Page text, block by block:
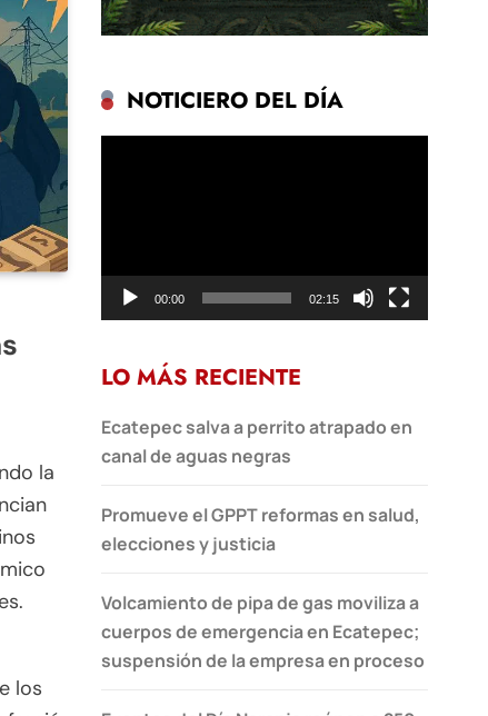
la
los
NOTICIERO DEL DÍA
00:00 02:15
LO MÁS RECIENTE
Ecatepec salva a perrito atrapado en
canal de aguas negras
Promueve el GPPT reformas en salud,
elecciones y justicia
Volcamiento de pipa de gas moviliza a
cuerpos de emergencia en Ecatepec;
suspensión de la empresa en proceso